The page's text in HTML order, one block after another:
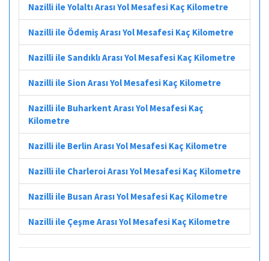
Nazilli ile Yolaltı Arası Yol Mesafesi Kaç Kilometre
Nazilli ile Ödemiş Arası Yol Mesafesi Kaç Kilometre
Nazilli ile Sandıklı Arası Yol Mesafesi Kaç Kilometre
Nazilli ile Sion Arası Yol Mesafesi Kaç Kilometre
Nazilli ile Buharkent Arası Yol Mesafesi Kaç
Kilometre
Nazilli ile Berlin Arası Yol Mesafesi Kaç Kilometre
Nazilli ile Charleroi Arası Yol Mesafesi Kaç Kilometre
Nazilli ile Busan Arası Yol Mesafesi Kaç Kilometre
Nazilli ile Çeşme Arası Yol Mesafesi Kaç Kilometre